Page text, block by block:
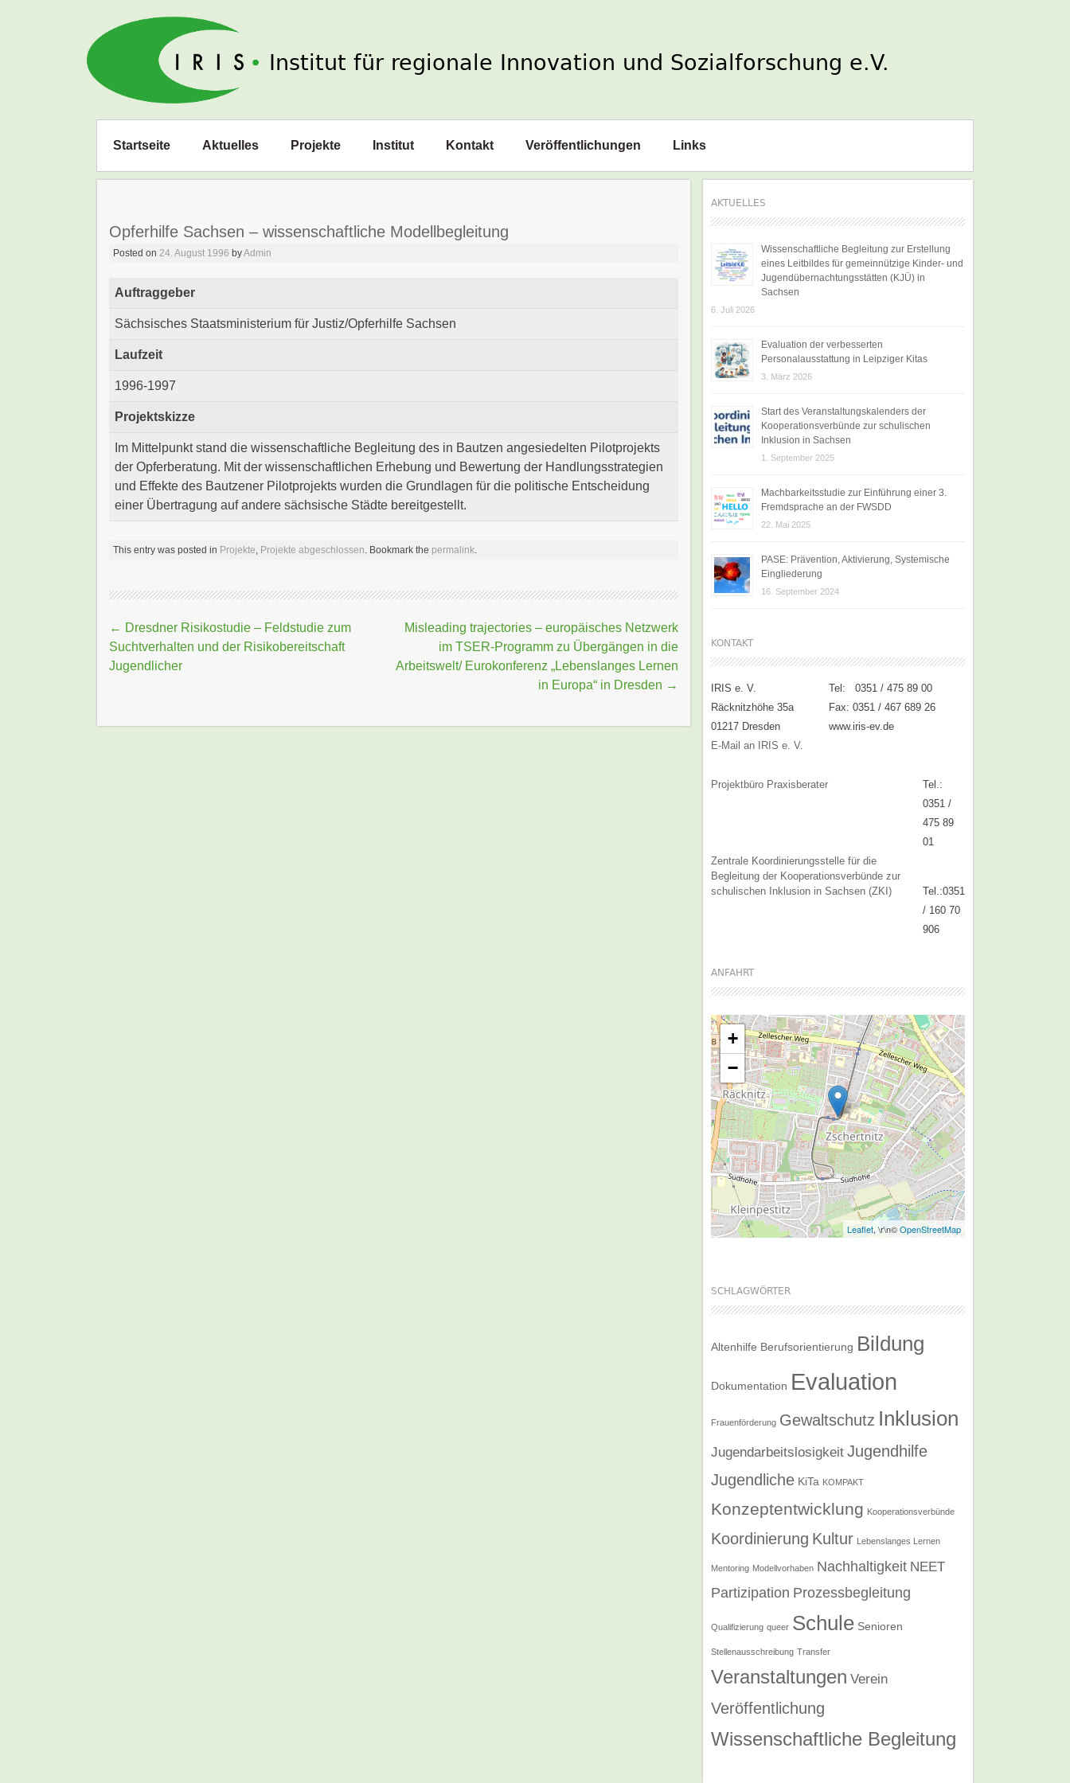
IRIS e. V.
Zum
springen
Startseite Aktuelles Projekte Institut Kontakt Veröffentlichungen Links
Opferhilfe Sachsen – wissenschaftliche Modellbegleitung
Posted on 24. August 1996 byAdmin
Auftraggeber
Sächsisches Staatsministerium für Justiz/Opferhilfe Sachsen
Laufzeit
1996-1997
Projektskizze
Im Mittelpunkt stand die wissenschaftliche Begleitung des in Bautzen angesiedelten Pilotprojekts
der Opferberatung. Mit der wissenschaftlichen Erhebung und Bewertung der Handlungsstrategien
und Effekte des Bautzener Pilotprojekts wurden die Grundlagen für die politische Entscheidung
einer Übertragung auf andere sächsische Städte bereitgestellt.
This entry was posted in Projekte, Projekte abgeschlossen. Bookmark the permalink.
Beitragsnavigation
← Dresdner Risikostudie – Feldstudie zum
Suchtverhalten und der Risikobereitschaft
Jugendlicher
Misleading trajectories – europäisches Netzwerk
im TSER-Programm zu Übergängen in die
Arbeitswelt/ Eurokonferenz „Lebenslanges Lernen
in Europa“ in Dresden →
AKTUELLES
Wissenschaftliche Begleitung zur Erstellung
eines Leitbildes für gemeinnützige Kinder- und
Jugendübernachtungsstätten (KJÜ) in
Sachsen
6. Juli 2026
Evaluation der verbesserten
Personalausstattung in Leipziger Kitas
3. März 2026
Start des Veranstaltungskalenders der
Kooperationsverbünde zur schulischen
Inklusion in Sachsen
1. September 2025
Machbarkeitsstudie zur Einführung einer 3.
Fremdsprache an der FWSDD
22. Mai 2025
PASE: Prävention, Aktivierung, Systemische
Eingliederung
16. September 2024
KONTAKT
IRIS e. V.
Tel: 0351 / 475 89 00
Räcknitzhöhe 35a
Fax: 0351 / 467 689 26
01217 Dresden
www.iris-ev.de
E-Mail an IRIS e. V.
Projektbüro Praxisberater
Tel.:
0351 /
475 89
01
Zentrale Koordinierungsstelle für die
Begleitung der Kooperationsverbünde zur
schulischen Inklusion in Sachsen (ZKI)
Tel.:0351
/ 160 70
906
ANFAHRT
+
−
Leaflet, \r\n©OpenStreetMap
SCHLAGWÖRTER
Altenhilfe Berufsorientierung Bildung
Dokumentation Evaluation
Frauenförderung Gewaltschutz Inklusion
Jugendarbeitslosigkeit Jugendhilfe
Jugendliche KiTa KOMPAKT
Konzeptentwicklung Kooperationsverbünde
Koordinierung Kultur Lebenslanges Lernen
Mentoring Modellvorhaben Nachhaltigkeit NEET
Partizipation Prozessbegleitung
Qualifizierung queer Schule Senioren
Stellenausschreibung Transfer
Veranstaltungen Verein
Veröffentlichung
Wissenschaftliche Begleitung